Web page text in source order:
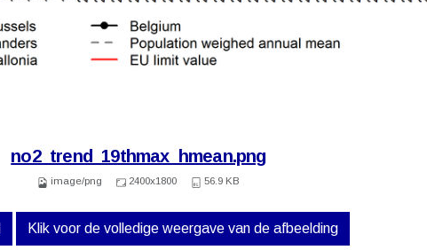
no2_trend_19thmax_hmean.png
image/png 2400x1800 56.9 KB
Klik voor de volledige weergave van de afbeelding